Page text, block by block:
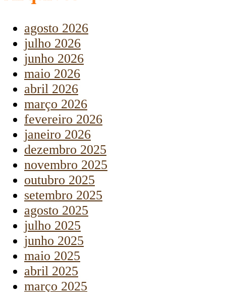
agosto 2026
julho 2026
junho 2026
maio 2026
abril 2026
março 2026
fevereiro 2026
janeiro 2026
dezembro 2025
novembro 2025
outubro 2025
setembro 2025
agosto 2025
julho 2025
junho 2025
maio 2025
abril 2025
março 2025